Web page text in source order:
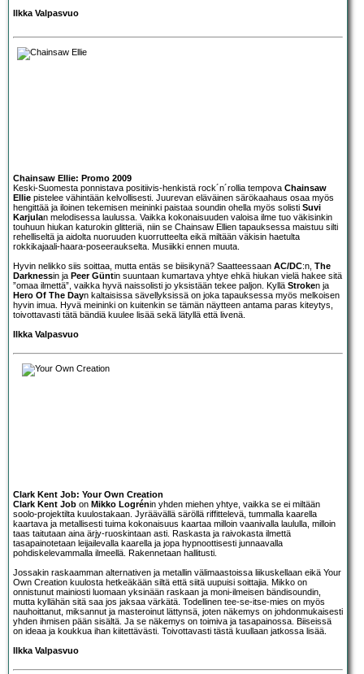
Ilkka Valpasvuo
Chainsaw Ellie: Promo 2009
Keski-Suomesta ponnistava positiivis-henkistä rock´n´rollia tempova Chainsaw
Ellie pistelee vähintään kelvollisesti. Juurevan eläväinen särökaahaus osaa myös
hengittää ja iloinen tekemisen meininki paistaa soundin ohella myös solisti Suvi
Karjulan melodisessa laulussa. Vaikka kokonaisuuden valoisa ilme tuo väkisinkin
touhuun hiukan katurokin glitteriä, niin se Chainsaw Ellien tapauksessa maistuu silti
rehelliseltä ja aidolta nuoruuden kuorrutteelta eikä miltään väkisin haetulta
rokkikajaali-haara-poseeraukselta. Musiikki ennen muuta.
Hyvin nelikko siis soittaa, mutta entäs se biisikynä? Saatteessaan AC/DC:n, The
Darknessin ja Peer Güntin suuntaan kumartava yhtye ehkä hiukan vielä hakee sitä
”omaa ilmettä”, vaikka hyvä naissolisti jo yksistään tekee paljon. Kyllä Stroken ja
Hero Of The Dayn kaltaisissa sävellyksissä on joka tapauksessa myös melkoisen
hyvin imua. Hyvä meininki on kuitenkin se tämän näytteen antama paras kiteytys,
toivottavasti tätä bändiä kuulee lisää sekä lätyllä että livenä.
Ilkka Valpasvuo
Clark Kent Job: Your Own Creation
Clark Kent Job on Mikko Logrénin yhden miehen yhtye, vaikka se ei miltään
soolo-projektilta kuulostakaan. Jyräävällä säröllä riffittelevä, tummalla kaarella
kaartava ja metallisesti tuima kokonaisuus kaartaa milloin vaanivalla laululla, milloin
taas taitutaan aina ärjy-ruoskintaan asti. Raskasta ja raivokasta ilmettä
tasapainotetaan leijailevalla kaarella ja jopa hypnoottisesti junnaavalla
pohdiskelevammalla ilmeellä. Rakennetaan hallitusti.
Jossakin raskaamman alternativen ja metallin välimaastoissa liikuskellaan eikä Your
Own Creation kuulosta hetkeäkään siltä että siitä uupuisi soittajia. Mikko on
onnistunut mainiosti luomaan yksinään raskaan ja moni-ilmeisen bändisoundin,
mutta kyllähän sitä saa jos jaksaa värkätä. Todellinen tee-se-itse-mies on myös
nauhoittanut, miksannut ja masteroinut lättynsä, joten näkemys on johdonmukaisesti
yhden ihmisen pään sisältä. Ja se näkemys on toimiva ja tasapainossa. Biiseissä
on ideaa ja koukkua ihan kiitettävästi. Toivottavasti tästä kuullaan jatkossa lisää.
Ilkka Valpasvuo